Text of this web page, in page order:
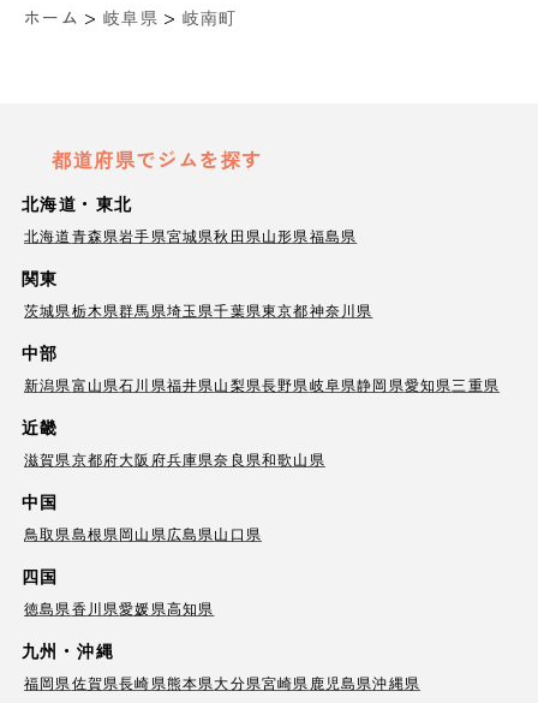
ホーム > 岐阜県 > 岐南町
都道府県でジムを探す
北海道・東北
北海道青森県岩手県宮城県秋田県山形県福島県
関東
茨城県栃木県群馬県埼玉県千葉県東京都神奈川県
中部
新潟県富山県石川県福井県山梨県長野県岐阜県静岡県愛知県三重県
近畿
滋賀県京都府大阪府兵庫県奈良県和歌山県
中国
鳥取県島根県岡山県広島県山口県
四国
徳島県香川県愛媛県高知県
九州・沖縄
福岡県佐賀県長崎県熊本県大分県宮崎県 鹿児島県沖縄県